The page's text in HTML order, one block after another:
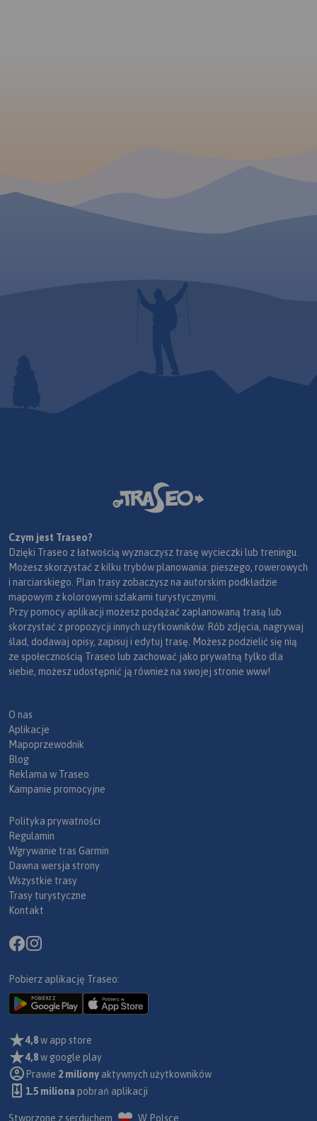
Czym jest Traseo?
Dzięki Traseo z łatwością wyznaczysz trasę wycieczki lub treningu.
Możesz skorzystać z kilku trybów planowania: pieszego, rowerowych
i narciarskiego. Plan trasy zobaczysz na autorskim podkładzie
mapowym z kolorowymi szlakami turystycznymi.
Przy pomocy aplikacji możesz podążać zaplanowaną trasą lub
skorzystać z propozycji innych użytkowników. Rób zdjęcia, nagrywaj
ślad, dodawaj opisy, zapisuj i edytuj trasę. Możesz podzielić się nią
ze społecznością Traseo lub zachować jako prywatną tylko dla
siebie, możesz udostępnić ją również na swojej stronie www!
O nas
Aplikacje
Mapoprzewodnik
Blog
Reklama w Traseo
Kampanie promocyjne
Polityka prywatności
Regulamin
Wgrywanie tras Garmin
Dawna wersja strony
Wszystkie trasy
Trasy turystyczne
Kontakt
Pobierz aplikację Traseo:
4,8w app store
4,8w google play
Prawie 2 miliony aktywnych użytkowników
1.5 miliona pobrań aplikacji
Stworzone z serduchem W Polsce